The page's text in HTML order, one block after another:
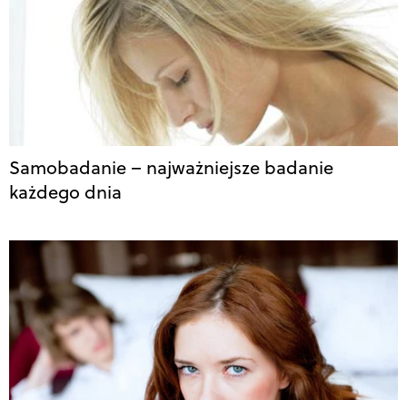
Samobadanie – najważniejsze badanie
każdego dnia